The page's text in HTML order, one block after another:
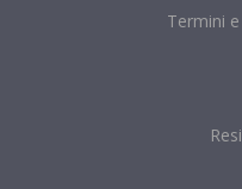
Termini